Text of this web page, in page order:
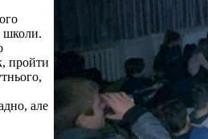
школи.
пройти
але